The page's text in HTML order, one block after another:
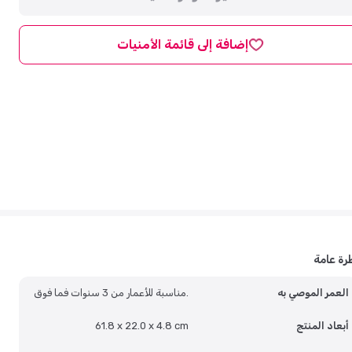
إضافة إلى قائمة الأمنيات
عامة
العمر الموصي به مناسبة للأعمار من 3 سنوات فما فوق.
أبعاد المنتج 61.8 x 22.0 x 4.8 cm